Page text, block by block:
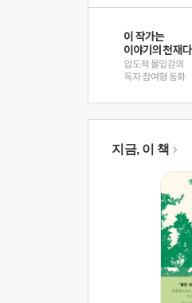
지금, 이 책